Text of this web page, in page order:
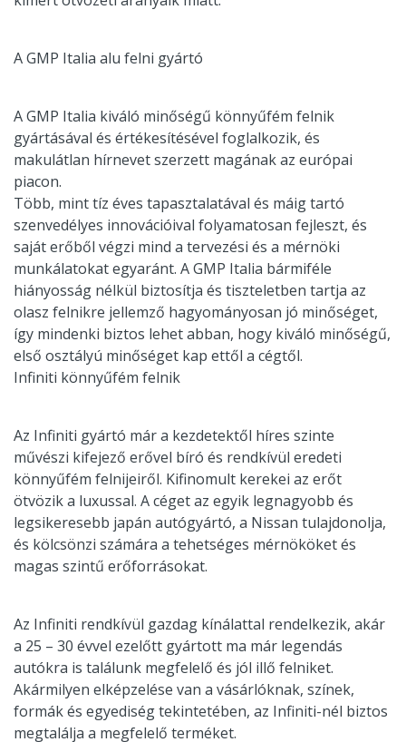
A GMP Italia alu felni gyártó
A GMP Italia kiváló minőségű könnyűfém felnik
gyártásával és értékesítésével foglalkozik, és
makulátlan hírnevet szerzett magának az európai
piacon.
Több, mint tíz éves tapasztalatával és máig tartó
szenvedélyes innovációival folyamatosan fejleszt, és
saját erőből végzi mind a tervezési és a mérnöki
munkálatokat egyaránt. A GMP Italia bármiféle
hiányosság nélkül biztosítja és tiszteletben tartja az
olasz felnikre jellemző hagyományosan jó minőséget,
így mindenki biztos lehet abban, hogy kiváló minőségű,
első osztályú minőséget kap ettől a cégtől.
Infiniti könnyűfém felnik
Az Infiniti gyártó már a kezdetektől híres szinte
művészi kifejező erővel bíró és rendkívül eredeti
könnyűfém felnijeiről. Kifinomult kerekei az erőt
ötvözik a luxussal. A céget az egyik legnagyobb és
legsikeresebb japán autógyártó, a Nissan tulajdonolja,
és kölcsönzi számára a tehetséges mérnököket és
magas szintű erőforrásokat.
Az Infiniti rendkívül gazdag kínálattal rendelkezik, akár
a 25 – 30 évvel ezelőtt gyártott ma már legendás
autókra is találunk megfelelő és jól illő felniket.
Akármilyen elképzelése van a vásárlóknak, színek,
formák és egyediség tekintetében, az Infiniti-nél biztos
megtalálja a megfelelő terméket.